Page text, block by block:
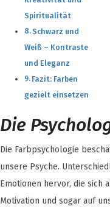
Spiritualität
Schwarz und
Weiß – Kontraste
und Eleganz
Fazit: Farben
gezielt einsetzen
Die
Die Farbpsychologie
unsere Psyche.
Emotionen hervor, die sich
Motivation und sogar auf